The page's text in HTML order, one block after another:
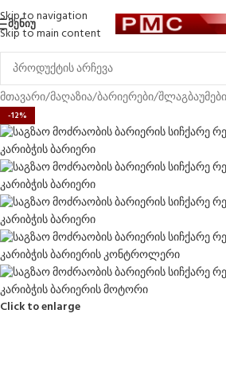
Skip to navigation
Skip to main content
ᲛᲔᲜᲘᲣ
მთავარი/მაღაზია/ბარიერები/შლაგბაუმები
-12%
Click to enlarge